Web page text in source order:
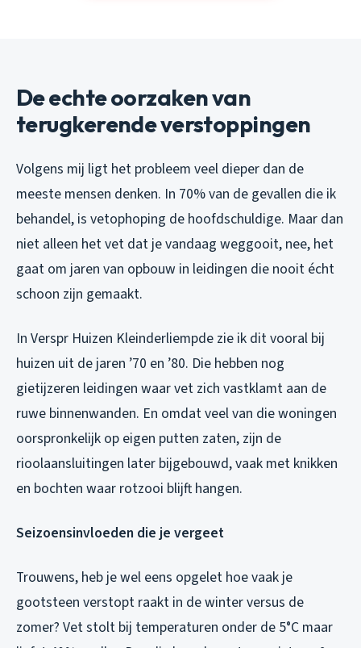
De echte oorzaken van
terugkerende verstoppingen
Volgens mij ligt het probleem veel dieper dan de
meeste mensen denken. In 70% van de gevallen die ik
behandel, is vetophoping de hoofdschuldige. Maar dan
niet alleen het vet dat je vandaag weggooit, nee, het
gaat om jaren van opbouw in leidingen die nooit écht
schoon zijn gemaakt.
In Verspr Huizen Kleinderliempde zie ik dit vooral bij
huizen uit de jaren ’70 en ’80. Die hebben nog
gietijzeren leidingen waar vet zich vastklamt aan de
ruwe binnenwanden. En omdat veel van die woningen
oorspronkelijk op eigen putten zaten, zijn de
rioolaansluitingen later bijgebouwd, vaak met knikken
en bochten waar rotzooi blijft hangen.
Seizoensinvloeden die je vergeet
Trouwens, heb je wel eens opgelet hoe vaak je
gootsteen verstopt raakt in de winter versus de
zomer? Vet stolt bij temperaturen onder de 5°C maar